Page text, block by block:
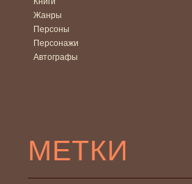
Жанры
Персоны
Персонажи
Автографы
МЕТКИ